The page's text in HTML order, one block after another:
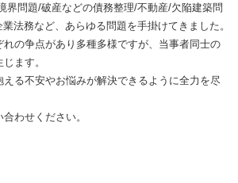
界問題/破産などの債務整理/不動産/欠陥建築問
法務など、あらゆる問題を手掛けてきました。
の争点があり多種多様ですが、当事者同士の
ます。
える不安やお悩みが解決できるように全力を尽
わせください。